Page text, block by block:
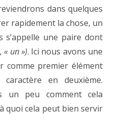
dans quelques
rapidement la chose, un
s’appelle une paire dont
« un »). Ici nous avons une
comme premier élément
en deuxième.
un peu comment cela
quoi cela peut bien servir